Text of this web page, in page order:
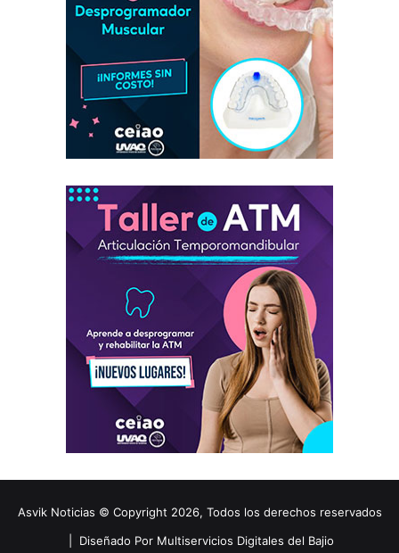
Asvik Noticias © Copyright 2026, Todos los derechos reservados
Diseñado Por Multiservicios Digitales del Bajio